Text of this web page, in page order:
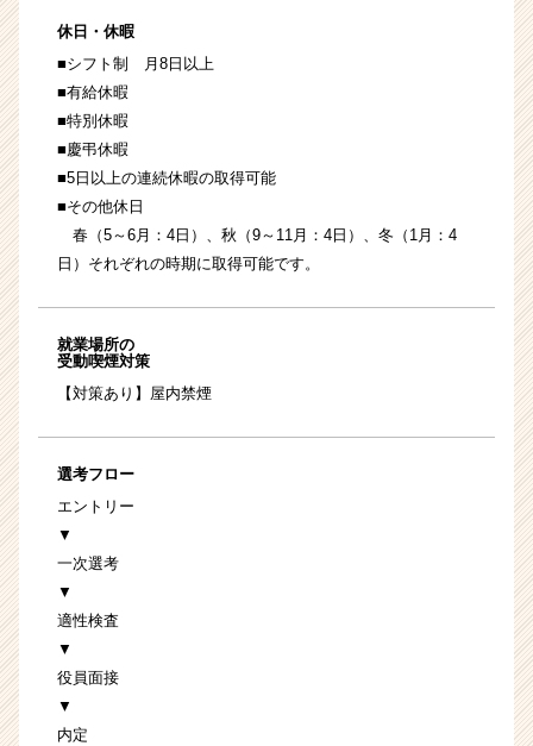
休日・休暇
■シフト制 月8日以上
■有給休暇
■特別休暇
■慶弔休暇
■5日以上の連続休暇の取得可能
■その他休日
春（5～6月：4日）、秋（9～11月：4日）、冬（1月：4
日）それぞれの時期に取得可能です。
就業場所の
受動喫煙対策
【対策あり】屋内禁煙
選考フロー
エントリー
▼
一次選考
▼
適性検査
▼
役員面接
▼
内定